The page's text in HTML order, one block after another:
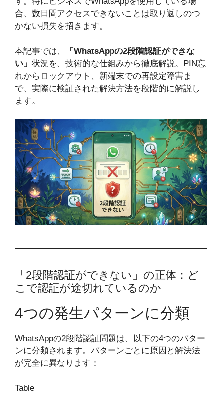
合、数日間アクセスできないことは取り返しのつ
かない損失を招きます。
本記事では、
「WhatsAppの2段階認証ができな
い」 状況を、技術的な仕組みから徹底解説。PIN忘
れからロックアウト、新端末での再設定障害ま
で、実際に検証された解決方法を段階的に解説し
ます。
「2段階認証ができない」の正体：ど
こで認証が途切れているのか
4つの発生パターンに分類
WhatsAppの2段階認証問題は、以下の4つのパター
ンに分類されます。パターンごとに原因と解決法
が完全に異なります：
Table